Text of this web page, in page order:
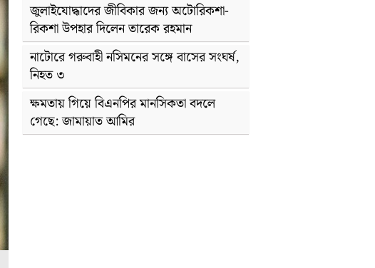
জুলাইযোদ্ধাদের জীবিকার জন্য অটোরিকশা-
রিকশা উপহার দিলেন তারেক রহমান
নাটোরে গরুবাহী নসিমনের সঙ্গে বাসের সংঘর্ষ,
নিহত ৩
ক্ষমতায় গিয়ে বিএনপির মানসিকতা বদলে
গেছে: জামায়াত আমির